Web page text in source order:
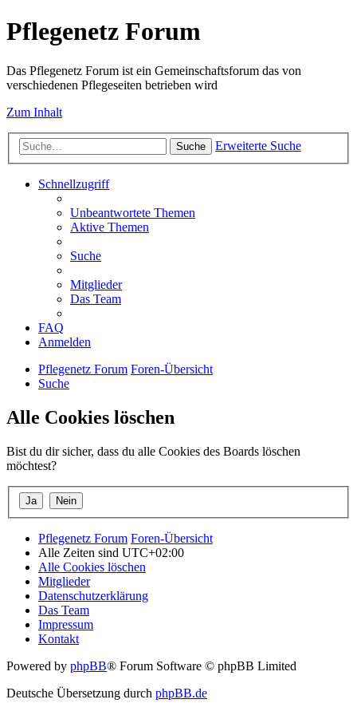
Pflegenetz Forum
Das Pflegenetz Forum ist ein Gemeinschaftsforum das von
verschiedenen Pflegeseiten betrieben wird
Zum Inhalt
Suche Erweiterte Suche
Schnellzugriff
Unbeantwortete Themen
Aktive Themen
Suche
Mitglieder
Das Team
FAQ
Anmelden
Pflegenetz Forum Foren-Übersicht
Suche
Alle Cookies löschen
Bist du dir sicher, dass du alle Cookies des Boards löschen
möchtest?
Pflegenetz Forum Foren-Übersicht
Alle Zeiten sind UTC+02:00
Alle Cookies löschen
Mitglieder
Datenschutzerklärung
Das Team
Impressum
Kontakt
Powered by phpBB® Forum Software © phpBB Limited
Deutsche Übersetzung durch phpBB.de